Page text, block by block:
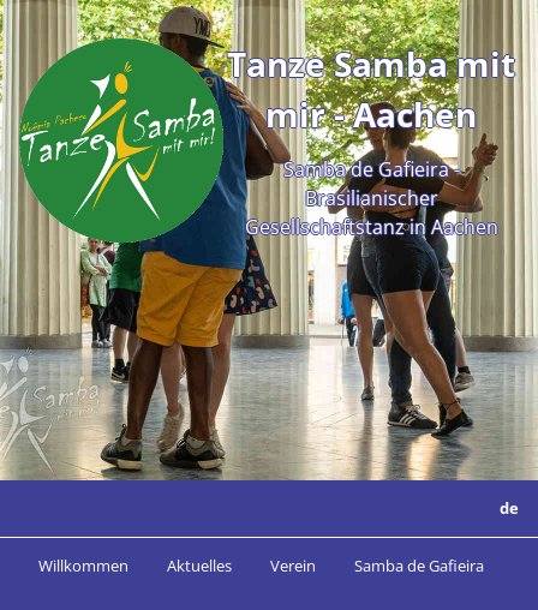
Tanze Samba mit
mir - Aachen
Samba de Gafieira -
Brasilianischer
Gesellschaftstanz in Aachen
de
Willkommen Aktuelles Verein Samba de Gafieira